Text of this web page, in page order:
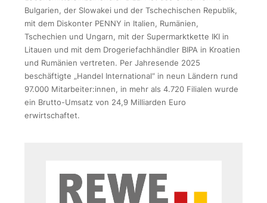
Bulgarien, der Slowakei und der Tschechischen Republik,
mit dem Diskonter PENNY in Italien, Rumänien,
Tschechien und Ungarn, mit der Supermarktkette IKI in
Litauen und mit dem Drogeriefachhändler BIPA in Kroatien
und Rumänien vertreten. Per Jahresende 2025
beschäftigte „Handel International“ in neun Ländern rund
97.000 Mitarbeiter:innen, in mehr als 4.720 Filialen wurde
ein Brutto-Umsatz von 24,9 Milliarden Euro
erwirtschaftet.